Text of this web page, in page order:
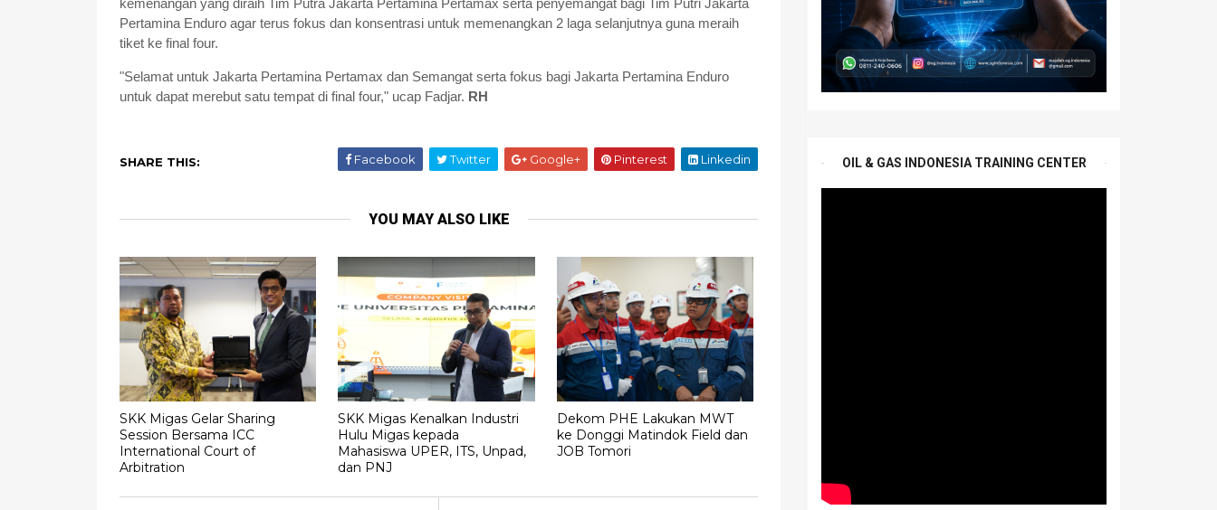
kemenangan yang diraih Tim Putra Jakarta Pertamina Pertamax serta penyemangat bagi Tim Putri Jakarta
Pertamina Enduro agar terus fokus dan konsentrasi untuk memenangkan 2 laga selanjutnya guna meraih
tiket ke final four.
"Selamat untuk Jakarta Pertamina Pertamax dan Semangat serta fokus bagi Jakarta Pertamina Enduro
untuk dapat merebut satu tempat di final four," ucap Fadjar. RH
SHARE THIS: Facebook Twitter Google+ Pinterest Linkedin
YOU MAY ALSO LIKE
SKK Migas Gelar Sharing
Session Bersama ICC
International Court of
Arbitration
SKK Migas Kenalkan Industri
Hulu Migas kepada
Mahasiswa UPER, ITS, Unpad,
dan PNJ
Dekom PHE Lakukan MWT
ke Donggi Matindok Field dan
JOB Tomori
OIL & GAS INDONESIA TRAINING CENTER